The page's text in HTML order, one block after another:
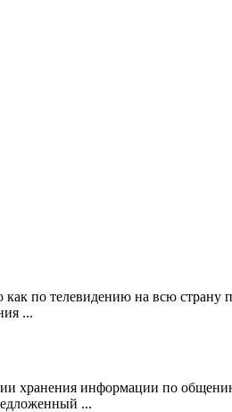
по телевидению на всю
...
хранения информации по
...